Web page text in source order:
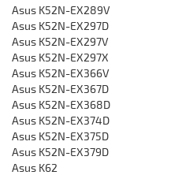
Asus K52N-EX289V
Asus K52N-EX297D
Asus K52N-EX297V
Asus K52N-EX297X
Asus K52N-EX366V
Asus K52N-EX367D
Asus K52N-EX368D
Asus K52N-EX374D
Asus K52N-EX375D
Asus K52N-EX379D
Asus K62